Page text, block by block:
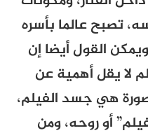
تصبح عالما بأسره
القول أيضا إن
لا يقل أهمية عن
هي جسد الفيلم،
أو روحه، ومن